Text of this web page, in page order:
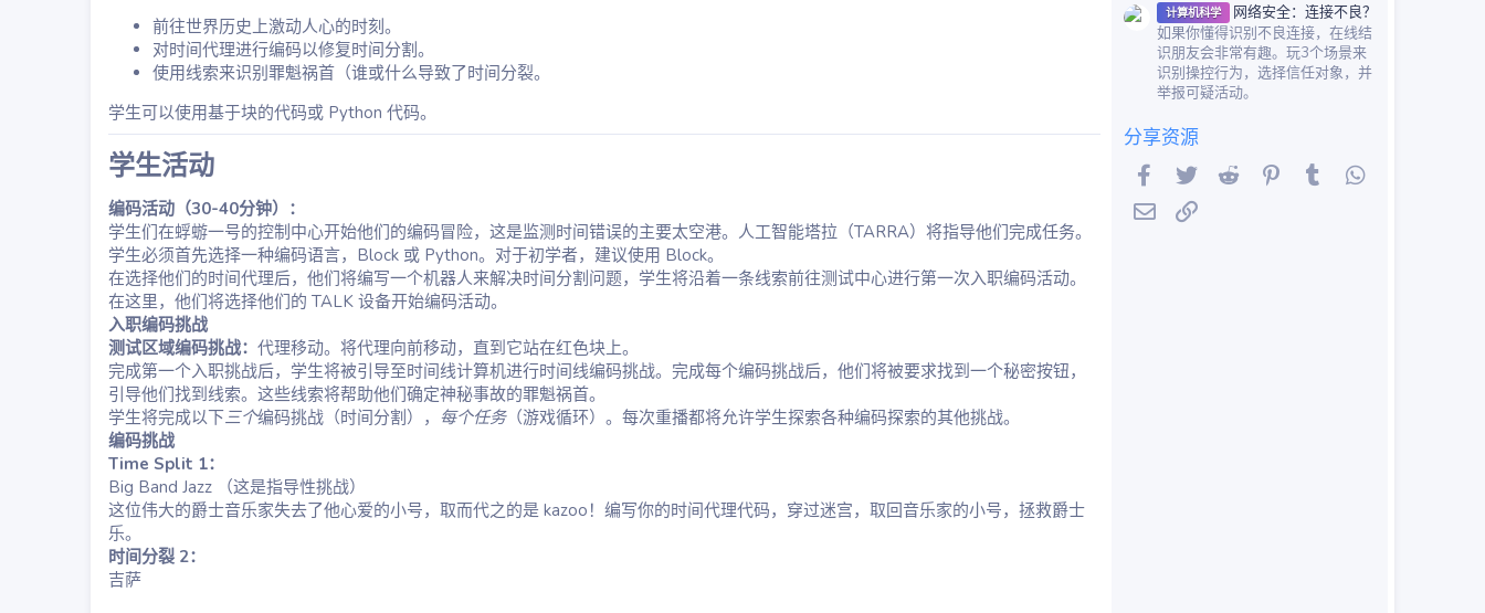
前往世界历史上激动人心的时刻。
对时间代理进行编码以修复时间分割。
使用线索来识别罪魁祸首（谁或什么导致了时间分裂。
学生可以使用基于块的代码或 Python 代码。
学生活动​
编码活动（30-40分钟）：
学生们在蜉蝣一号的控制中心开始他们的编码冒险，这是监测时间错误的主要太空港。人工智能塔拉（TARRA）将指导他们完成任务。
学生必须首先选择一种编码语言，Block 或 Python。对于初学者，建议使用 Block。
在选择他们的时间代理后，他们将编写一个机器人来解决时间分割问题，学生将沿着一条线索前往测试中心进行第一次入职编码活动。
在这里，他们将选择他们的 TALK 设备开始编码活动。
入职编码挑战
测试区域编码挑战： 代理移动。将代理向前移动，直到它站在红色块上。
完成第一个入职挑战后，学生将被引导至时间线计算机进行时间线编码挑战。完成每个编码挑战后，他们将被要求找到一个秘密按钮，
引导他们找到线索。这些线索将帮助他们确定神秘事故的罪魁祸首。
学生将完成以下三个编码挑战（时间分割）， 每个任务（游戏循环）。每次重播都将允许学生探索各种编码探索的其他挑战。
编码挑战
Time Split 1：
Big Band Jazz （这是指导性挑战）
这位伟大的爵士音乐家失去了他心爱的小号，取而代之的是 kazoo！编写你的时间代理代码，穿过迷宫，取回音乐家的小号，拯救爵士
乐。
时间分裂 2：
吉萨
计算机科学
网络安全：连接不良？
如果你懂得识别不良连接，在线结
识朋友会非常有趣。玩3个场景来
识别操控行为，选择信任对象，并
举报可疑活动。
分享资源
Facebook
Twitter Reddit PinterestTumblr
邮件